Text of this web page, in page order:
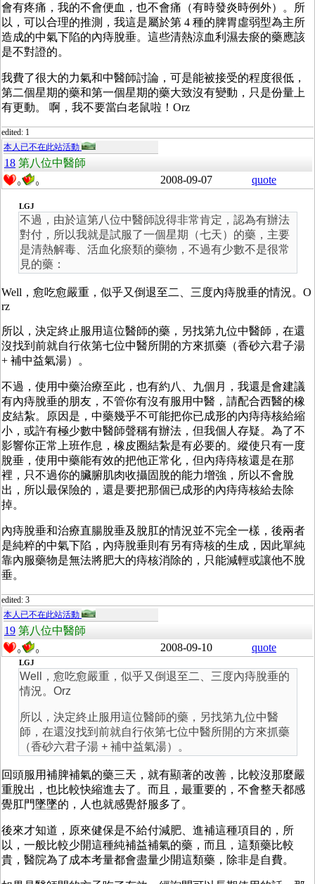
會有疼痛，我的不會便血，也不會痛（有時發炎時例外）。所
以，可以合理的推測，我這是屬於第 4 種的脾胃虛弱型為主所
造成的中氣下陷的內痔脫垂。這些清熱涼血利濕去瘀的藥應該
是不對證的。
我費了很大的力氣和中醫師討論，可是能被接受的程度很低，
第二個星期的藥和第一個星期的藥大致沒有變動，只是份量上
有更動。 啊，我不要當白老鼠啦！Orz
edited: 1
本人已不在此站活動
18 第八位中醫師
0 0 2008-09-07 quote
LGJ
不過，由於這第八位中醫師說得非常肯定，認為有辦法
對付，所以我就是試服了一個星期（七天）的藥，主要
是清熱解毒、活血化瘀類的藥物，不過有少數不是很常
見的藥：
Well，愈吃愈嚴重，似乎又倒退至二、三度內痔脫垂的情況。O
rz
所以，決定終止服用這位醫師的藥，另找第九位中醫師，在還
沒找到前就自行依第七位中醫所開的方來抓藥（香砂六君子湯
+ 補中益氣湯）。
不過，使用中藥治療至此，也有約八、九個月，我還是會建議
有內痔脫垂的朋友，不管你有沒有服用中醫，請配合西醫的橡
皮結紮。原因是，中藥幾乎不可能把你已成形的內痔痔核給縮
小，或許有極少數中醫師聲稱有辦法，但我個人存疑。為了不
影響你正常上班作息，橡皮圈結紮是有必要的。縱使只有一度
脫垂，使用中藥能有效的把他正常化，但內痔痔核還是在那
裡，只不過你的臟腑肌肉收攝固脫的能力增強，所以不會脫
出，所以最保險的，還是要把那個已成形的內痔痔核給去除
掉。
內痔脫垂和治療直腸脫垂及脫肛的情況並不完全一樣，後兩者
是純粹的中氣下陷，內痔脫垂則有另有痔核的生成，因此單純
靠內服藥物是無法將肥大的痔核消除的，只能減輕或讓他不脫
垂。
edited: 3
本人已不在此站活動
19 第八位中醫師
0 0 2008-09-10 quote
LGJ
Well，愈吃愈嚴重，似乎又倒退至二、三度內痔脫垂的
情況。Orz
所以，決定終止服用這位醫師的藥，另找第九位中醫
師，在還沒找到前就自行依第七位中醫所開的方來抓藥
（香砂六君子湯 + 補中益氣湯）。
回頭服用補脾補氣的藥三天，就有顯著的改善，比較沒那麼嚴
重脫出，也比較快縮進去了。而且，最重要的，不會整天都感
覺肛門墜墜的，人也就感覺舒服多了。
後來才知道，原來健保是不給付減肥、進補這種項目的，所
以，一般比較少開這種純補益補氣的藥，而且，這類藥比較
貴，醫院為了成本考量都會盡量少開這類藥，除非是自費。